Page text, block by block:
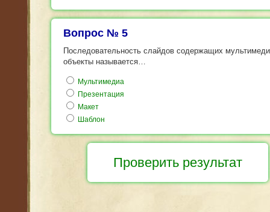
Вопрос № 5
Последовательность слайдов содержащих
объекты называется…
Мультимедиа
Презентация
Макет
Шаблон